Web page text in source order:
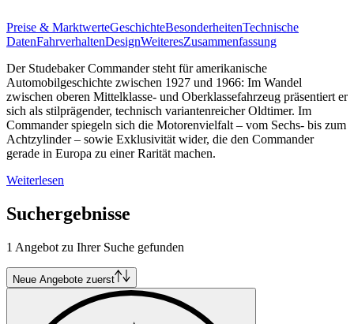
Preise & MarktwerteGeschichteBesonderheitenTechnische
DatenFahrverhaltenDesignWeiteresZusammenfassung
Der Studebaker Commander steht für amerikanische
Automobilgeschichte zwischen 1927 und 1966: Im Wandel
zwischen oberen Mittelklasse- und Oberklassefahrzeug präsentiert er
sich als stilprägender, technisch variantenreicher Oldtimer. Im
Commander spiegeln sich die Motorenvielfalt – vom Sechs- bis zum
Achtzylinder – sowie Exklusivität wider, die den Commander
gerade in Europa zu einer Rarität machen.
Weiterlesen
Suchergebnisse
1 Angebot zu Ihrer Suche gefunden
Neue Angebote zuerst